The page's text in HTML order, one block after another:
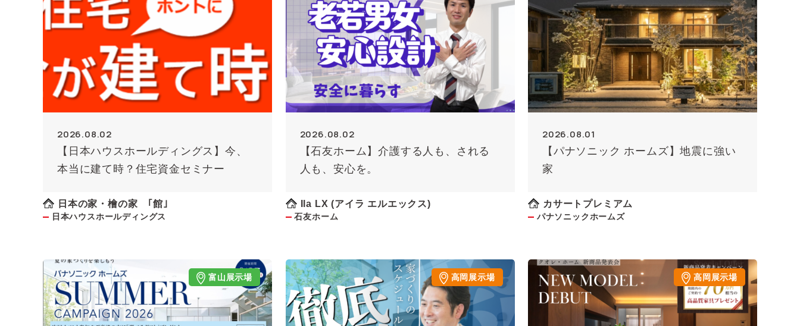
2026.08.02
【日本ハウスホールディングス】今、
本当に建て時？住宅資金セミナー
日本の家・檜の家 ｢館｣
日本ハウスホールディングス
2026.08.02
【石友ホーム】介護する人も、される
人も、安心を。
Ila LX (アイラ エルエックス)
石友ホーム
2026.08.01
【パナソニック ホームズ】地震に強い
家
カサートプレミアム
パナソニックホームズ
富山展示場 高岡展示場 高岡展示場